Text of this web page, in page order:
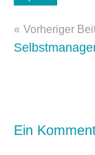
Vorheriger
Ein